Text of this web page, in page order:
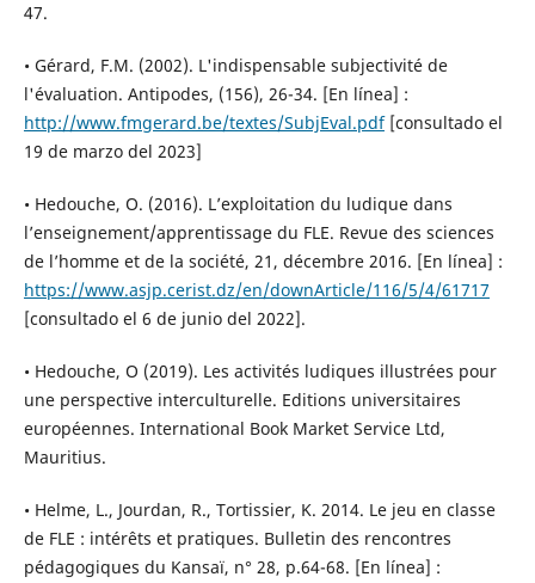
47.
• Gérard, F.M. (2002). L'indispensable subjectivité de
l'évaluation. Antipodes, (156), 26-34. [En línea] :
http://www.fmgerard.be/textes/SubjEval.pdf[consultado el
19 de marzo del 2023]
• Hedouche, O. (2016). L’exploitation du ludique dans
l’enseignement/apprentissage du FLE. Revue des sciences
de l’homme et de la société, 21, décembre 2016. [En línea] :
https://www.asjp.cerist.dz/en/downArticle/116/5/4/61717
[consultado el 6 de junio del 2022].
• Hedouche, O (2019). Les activités ludiques illustrées pour
une perspective interculturelle. Editions universitaires
européennes. International Book Market Service Ltd,
Mauritius.
• Helme, L., Jourdan, R., Tortissier, K. 2014. Le jeu en classe
de FLE : intérêts et pratiques. Bulletin des rencontres
pédagogiques du Kansaï, n° 28, p.64-68. [En línea] :